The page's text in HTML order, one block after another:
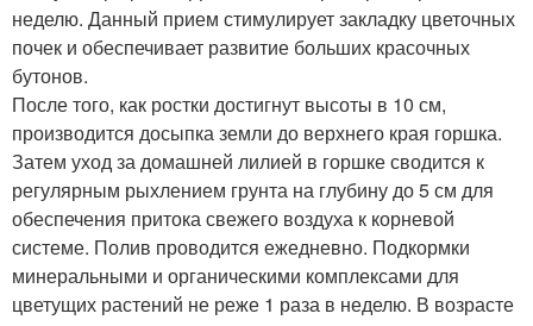
неделю. Данный прием стимулирует закладку цветочных
почек и обеспечивает развитие больших красочных
бутонов.
После того, как ростки достигнут высоты в 10 см,
производится досыпка земли до верхнего края горшка.
Затем уход за домашней лилией в горшке сводится к
регулярным рыхлением грунта на глубину до 5 см для
обеспечения притока свежего воздуха к корневой
системе. Полив проводится ежедневно. Подкормки
минеральными и органическими комплексами для
цветущих растений не реже 1 раза в неделю. В возрасте